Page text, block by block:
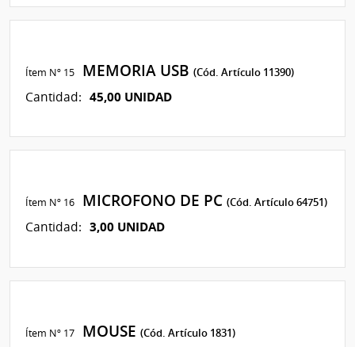
Ítem Nº 15 MEMORIA USB(Cód. Artículo 11390)
Cantidad: 45,00 UNIDAD
Ítem Nº 16 MICROFONO DE PC(Cód. Artículo 64751)
Cantidad: 3,00 UNIDAD
Ítem Nº 17 MOUSE(Cód. Artículo 1831)